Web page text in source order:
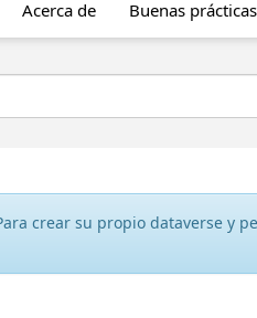
Acerca de Buenas prácticas
crear su propio dataverse y